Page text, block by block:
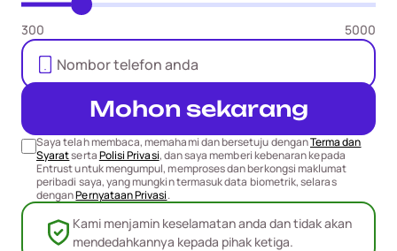
300 5000
Mohon sekarang
Saya telah membaca, memahami dan bersetuju denganTerma dan
SyaratsertaPolisi Privasi, dan saya memberi kebenaran kepada
Entrust untuk mengumpul, memproses dan berkongsi maklumat
peribadi saya, yang mungkin termasuk data biometrik, selaras
denganPernyataan Privasi.
Kami menjamin keselamatan anda dan tidak akan
mendedahkannya kepada pihak ketiga.